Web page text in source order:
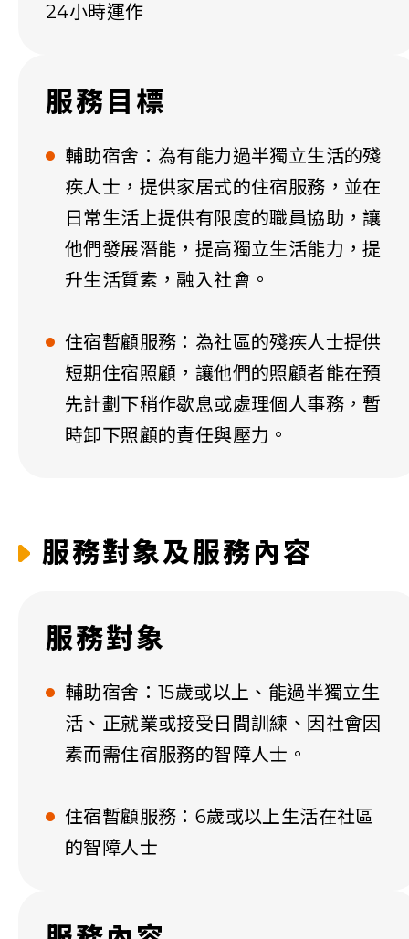
24小時運作
服務目標
輔助宿舍：為有能力過半獨立生活的殘
疾人士，提供家居式的住宿服務，並在
日常生活上提供有限度的職員協助，讓
他們發展潛能，提高獨立生活能力，提
升生活質素，融入社會。
住宿暫顧服務：為社區的殘疾人士提供
短期住宿照顧，讓他們的照顧者能在預
先計劃下稍作歇息或處理個人事務，暫
時卸下照顧的責任與壓力。
服務對象及服務內容
服務對象
輔助宿舍：15歲或以上、能過半獨立生
活、正就業或接受日間訓練、因社會因
素而需住宿服務的智障人士。
住宿暫顧服務：6歲或以上生活在社區
的智障人士